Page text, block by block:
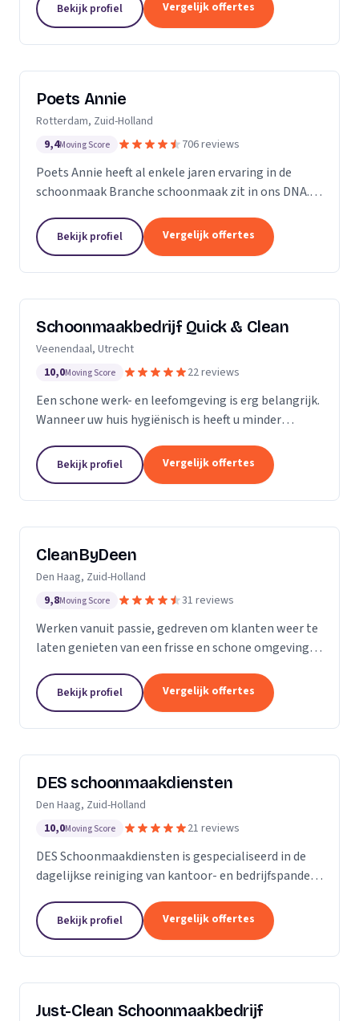
dakgoten...
Bekijk profiel Vergelijk offertes
Poets Annie
Rotterdam, Zuid-Holland
9,4Moving Score 706 reviews
Poets Annie heeft al enkele jaren ervaring in de
schoonmaak Branche schoonmaak zit in ons DNA.
Kantoor panden Scholen Zwembaden Vakantie
parkeren Traphuizen...
Bekijk profiel Vergelijk offertes
Schoonmaakbedrijf Quick & Clean
Veenendaal, Utrecht
10,0Moving Score 22 reviews
Een schone werk- en leefomgeving is erg belangrijk.
Wanneer uw huis hygiënisch is heeft u minder
een goede indruk op anderen, als uw bedrijfspand...
Bekijk profiel Vergelijk offertes
CleanByDeen
Den Haag, Zuid-Holland
9,8Moving Score 31 reviews
Werken vanuit passie, gedreven om klanten weer te
laten genieten van een frisse en schone omgeving.
Beleef het weer als nieuw! Het bedrijf voor uw...
Bekijk profiel Vergelijk offertes
DES schoonmaakdiensten
Den Haag, Zuid-Holland
10,0Moving Score 21 reviews
DES Schoonmaakdiensten is gespecialiseerd in de
dagelijkse reiniging van kantoor- en bedrijfspanden
ervaring in de glas- en gevelreiniging. Maar met...
Bekijk profiel Vergelijk offertes
Just-Clean Schoonmaakbedrijf